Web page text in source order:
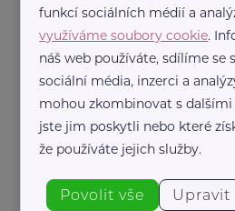
funkcí sociálních médií a
využíváme soubory cookie.
náš web používáte, sdílíme se
sociální média, inzerci a
mohou zkombinovat s
jste jim poskytli nebo které
že používáte jejich služby.
Povolit vše Upravit